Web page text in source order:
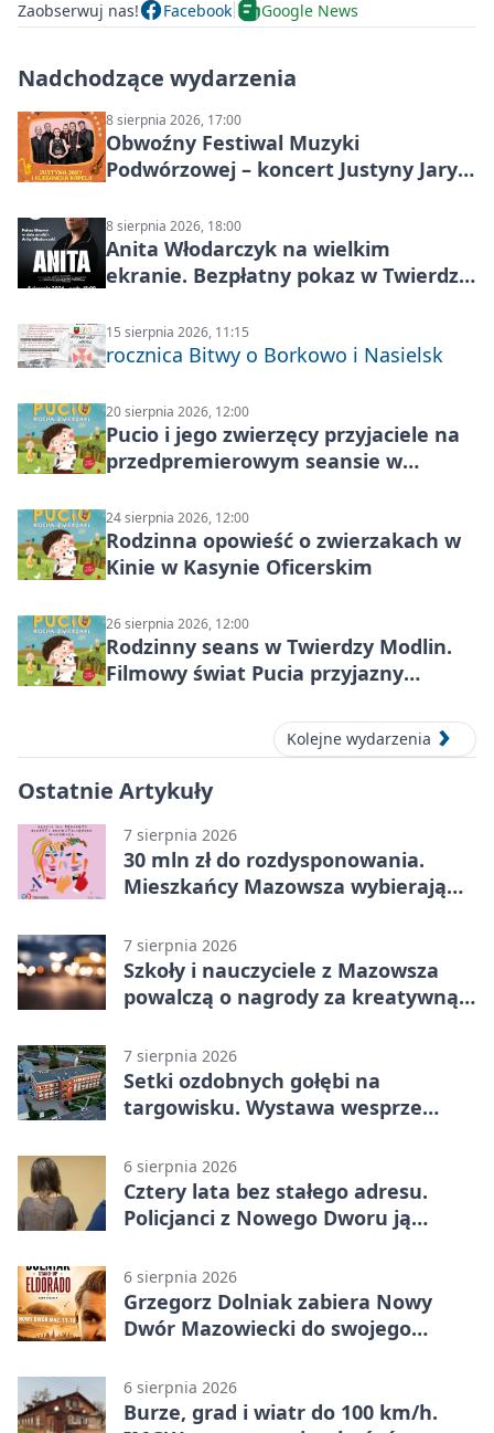
Zaobserwuj nas! Facebook Google News
Nadchodzące wydarzenia
8 sierpnia 2026, 17:00
Obwoźny Festiwal Muzyki
Podwórzowej – koncert Justyny Jary i
8 sierpnia 2026, 18:00
Anita Włodarczyk na wielkim
ekranie. Bezpłatny pokaz w Twierdzy
15 sierpnia 2026, 11:15
rocznica Bitwy o Borkowo i Nasielsk
20 sierpnia 2026, 12:00
Pucio i jego zwierzęcy przyjaciele na
przedpremierowym seansie w
24 sierpnia 2026, 12:00
Rodzinna opowieść o zwierzakach w
Kinie w Kasynie Oficerskim
26 sierpnia 2026, 12:00
Rodzinny seans w Twierdzy Modlin.
Filmowy świat Pucia przyjazny
Kolejne wydarzenia
Ostatnie Artykuły
7 sierpnia 2026
30 mln zł do rozdysponowania.
Mieszkańcy Mazowsza wybierają
7 sierpnia 2026
Szkoły i nauczyciele z Mazowsza
powalczą o nagrody za kreatywną
7 sierpnia 2026
Setki ozdobnych gołębi na
targowisku. Wystawa wesprze
6 sierpnia 2026
Cztery lata bez stałego adresu.
Policjanci z Nowego Dworu ją
6 sierpnia 2026
Grzegorz Dolniak zabiera Nowy
Dwór Mazowiecki do swojego
6 sierpnia 2026
Burze, grad i wiatr do 100 km/h.